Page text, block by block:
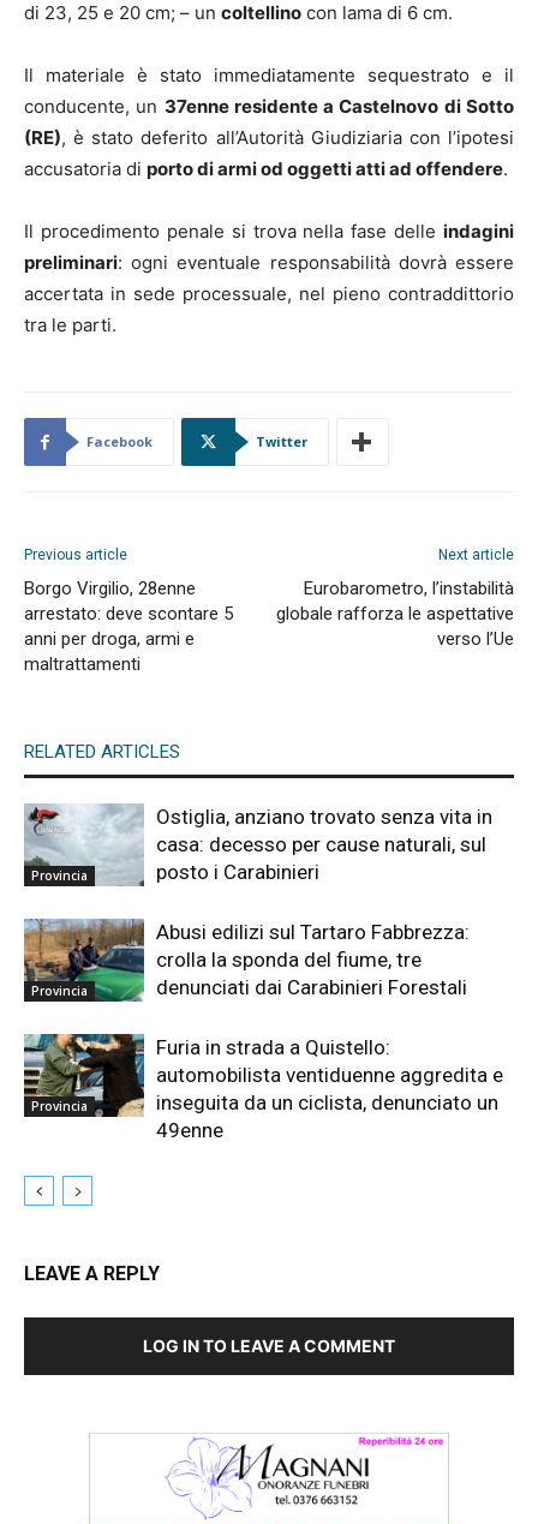
di 23, 25 e 20 cm; – un coltellino con lama di 6 cm.
Il materiale è stato immediatamente sequestrato e il
conducente, un 37enne residente a Castelnovo di Sotto
(RE), è stato deferito all’Autorità Giudiziaria con l’ipotesi
accusatoria di porto di armi od oggetti atti ad offendere.
Il procedimento penale si trova nella fase delle indagini
preliminari: ogni eventuale responsabilità dovrà essere
accertata in sede processuale, nel pieno contraddittorio
tra le parti.
Facebook Twitter
Previous article
Borgo Virgilio, 28enne
arrestato: deve scontare 5
anni per droga, armi e
maltrattamenti
Next article
Eurobarometro, l’instabilità
globale rafforza le aspettative
verso l’Ue
RELATED ARTICLES
Provincia
Ostiglia, anziano trovato senza vita in
casa: decesso per cause naturali, sul
posto i Carabinieri
Provincia
Abusi edilizi sul Tartaro Fabbrezza:
crolla la sponda del fiume, tre
denunciati dai Carabinieri Forestali
Provincia
Furia in strada a Quistello:
automobilista ventiduenne aggredita e
inseguita da un ciclista, denunciato un
49enne
LEAVE A REPLY
LOG IN TO LEAVE A COMMENT